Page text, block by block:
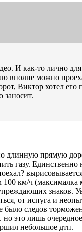
И как-то лично
вполне можно
Виктор хотел его
заносит.
длинную прямую
газу.
км/ч
знаков.
от испуга и
было следов
это лишь
небольшое дтп.